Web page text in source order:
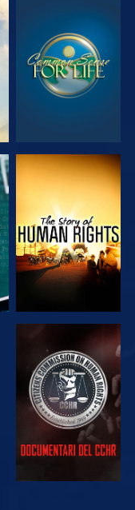
GUARDA
GUARDA
GUARDA